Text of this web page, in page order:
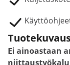
Ei ainoastaan